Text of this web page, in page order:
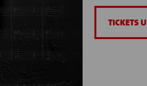
TICKETS